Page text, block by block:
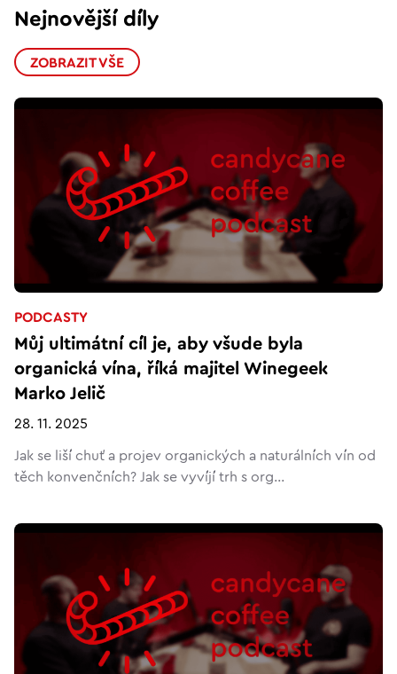
Nejnovější díly
ZOBRAZIT VŠE
PODCASTY
Můj ultimátní cíl je, aby všude byla
organická vína, říká majitel Winegeek
Marko Jelič
28. 11. 2025
Jak se liší chuť a projev organických a naturálních vín od
těch konvenčních? Jak se vyvíjí trh s org...